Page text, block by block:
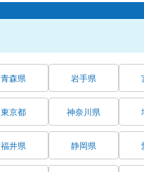
青森県 岩手県
東京都 神奈川県
福井県 静岡県